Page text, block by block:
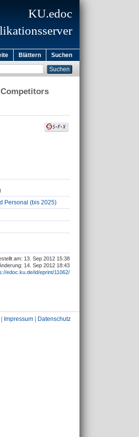
KU.edoc
Blättern Suchen
Personal (bis 2025)
am: 13. Sep 2012 15:38
14. Sep 2012 18:43
edoc.ku.de/id/eprint/11062/
| Impressum Datenschutz